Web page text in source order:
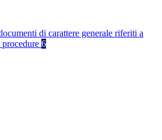
di carattere generale riferiti a
procedure 6